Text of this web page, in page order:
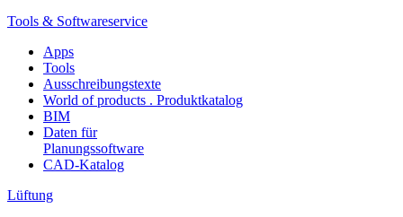
Tools & Softwareservice
Apps
Tools
Ausschreibungstexte
World of products . Produktkatalog
BIM
Daten für
Planungssoftware
CAD-Katalog
Lüftung